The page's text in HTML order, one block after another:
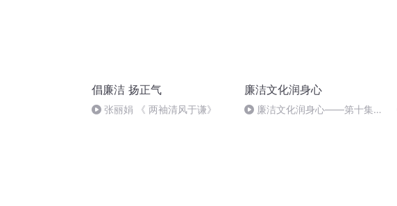
倡廉洁 扬正气
张丽娟 《 两袖清风于谦》
廉洁文化润身心
廉洁文化润身心——第十集